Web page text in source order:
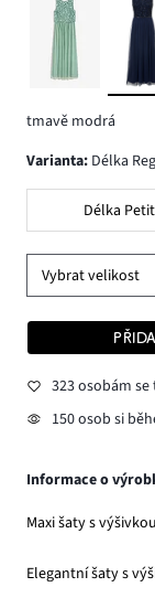
tmavě modrá
varianta: Délka
Délka
Vybrat velikost
323 osobám
150 osob si
Informace o
Maxi šaty s
Elegantní šaty s